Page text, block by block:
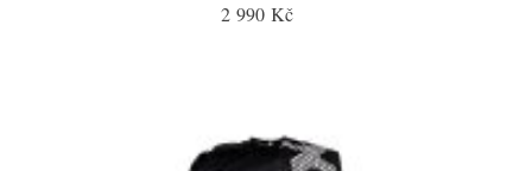
2 990 Kč